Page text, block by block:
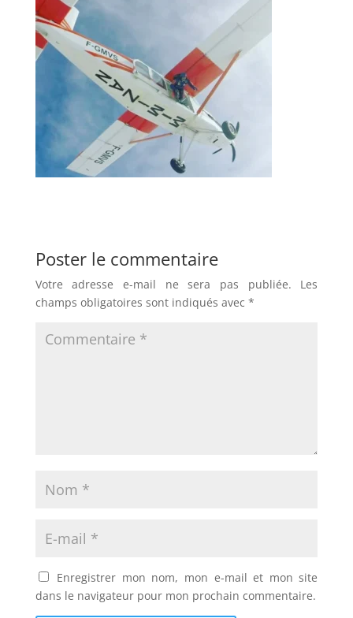
Poster le commentaire
Votre adresse e-mail ne sera pas publiée.
Les
champs obligatoires sont indiqués avec *
Enregistrer mon nom, mon e-mail et mon site
dans le navigateur pour mon prochain commentaire.